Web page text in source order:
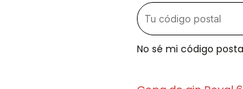
No sé mi código